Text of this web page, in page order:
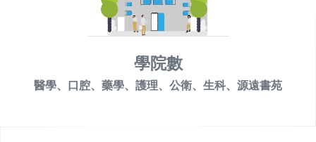
學院數
醫學、口腔、藥學、護理、公衛、生科、源遠書苑